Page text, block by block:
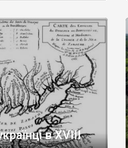
не пригнічували
народу.
коли 1569 року […]
в XVIII